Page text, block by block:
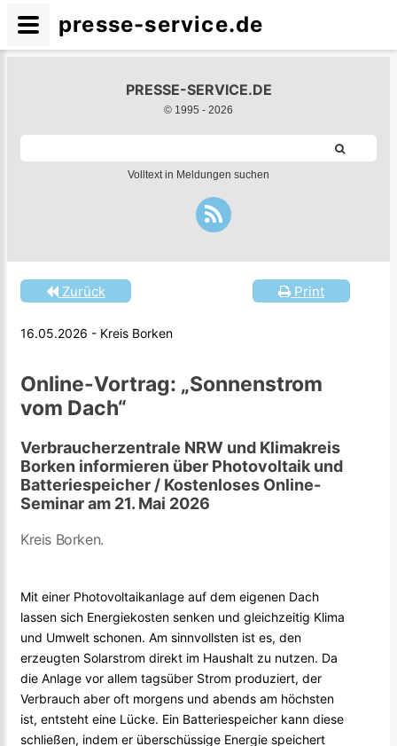
PRESSE-SERVICE.DE
© 1995 - 2026
Volltext in Meldungen suchen
Print
Zurück
16.05.2026 - Kreis Borken
Online-Vortrag: „Sonnenstrom
vom Dach“
Verbraucherzentrale NRW und Klimakreis
Borken informieren über Photovoltaik und
Batteriespeicher / Kostenloses Online-
Seminar am 21. Mai 2026
Kreis Borken.
Mit einer Photovoltaikanlage auf dem eigenen Dach
lassen sich Energiekosten senken und gleichzeitig Klima
und Umwelt schonen. Am sinnvollsten ist es, den
erzeugten Solarstrom direkt im Haushalt zu nutzen. Da
die Anlage vor allem tagsüber Strom produziert, der
Verbrauch aber oft morgens und abends am höchsten
ist, entsteht eine Lücke. Ein Batteriespeicher kann diese
schließen, indem er überschüssige Energie speichert
presse-service.de